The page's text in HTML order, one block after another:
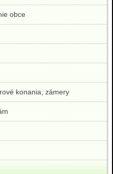
obce
konania, zámery